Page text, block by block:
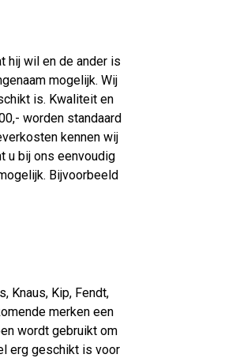
hij wil en de ander is
mogelijk. Wij
is. Kwaliteit en
worden standaard
kennen wij
u bij ons eenvoudig
Bijvoorbeeld
Knaus, Kip, Fendt,
merken een
wordt gebruikt om
erg geschikt is voor